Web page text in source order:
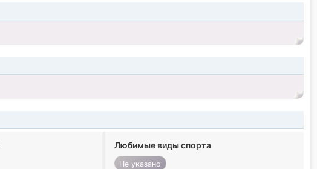
Любимые виды спорта
Не указано